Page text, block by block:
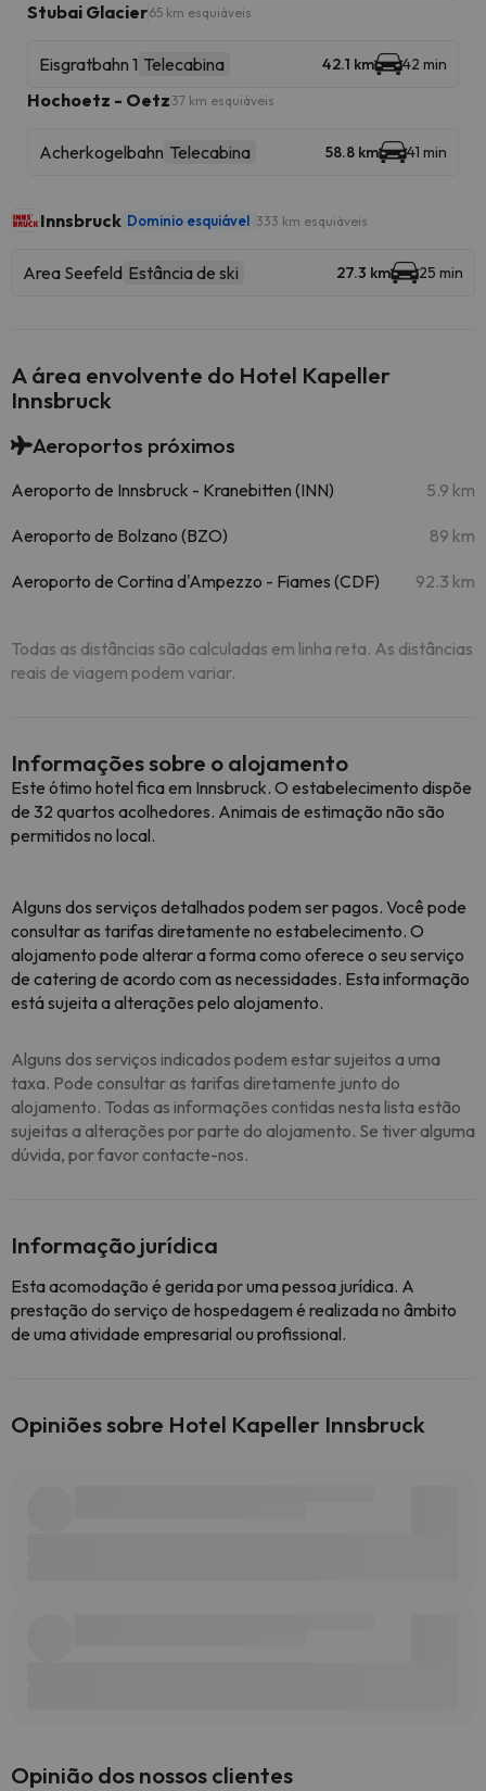
Stubai Glacier65 km esquiáveis
Eisgratbahn 1 Telecabina 42.1 km 42 min
Hochoetz - Oetz 37 km esquiáveis
Acherkogelbahn Telecabina 58.8 km 41 min
Innsbruck Dominio esquiável 333 km esquiáveis
Area Seefeld Estância de ski 27.3 km 25 min
A área envolvente do Hotel Kapeller
Innsbruck
Aeroportos próximos
Aeroporto de Innsbruck - Kranebitten (INN) 5.9 km
Aeroporto de Bolzano (BZO) 89 km
Aeroporto de Cortina d'Ampezzo - Fiames (CDF) 92.3 km
Todas as distâncias são calculadas em linha reta. As distâncias
reais de viagem podem variar.
Informações sobre o alojamento
Este ótimo hotel fica em Innsbruck. O estabelecimento dispõe
de 32 quartos acolhedores. Animais de estimação não são
permitidos no local.
Alguns dos serviços detalhados podem ser pagos. Você pode
consultar as tarifas diretamente no estabelecimento. O
alojamento pode alterar a forma como oferece o seu serviço
de catering de acordo com as necessidades. Esta informação
está sujeita a alterações pelo alojamento.
Alguns dos serviços indicados podem estar sujeitos a uma
taxa. Pode consultar as tarifas diretamente junto do
alojamento. Todas as informações contidas nesta lista estão
sujeitas a alterações por parte do alojamento. Se tiver alguma
dúvida, por favor contacte-nos.
Informação jurídica
Esta acomodação é gerida por uma pessoa jurídica. A
prestação do serviço de hospedagem é realizada no âmbito
de uma atividade empresarial ou profissional.
Opiniões sobre Hotel Kapeller Innsbruck
Opinião dos nossos clientes